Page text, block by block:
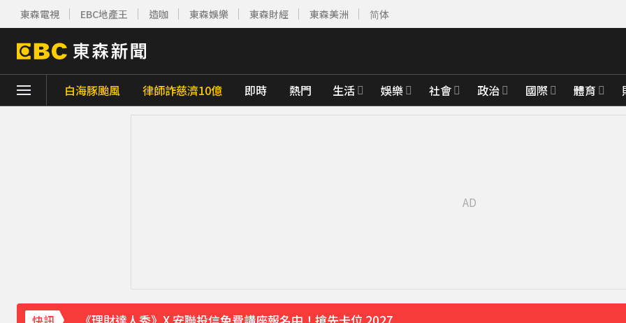
東森電視 EBC地產王 造咖 東森娛樂 東森財經 東森美洲 简体
白海豚颱風 律師詐慈濟10億 即時 熱門 生活 娛樂 社會 政治 國際 體育
《理財達人秀》X 安聯投信免費講座報名中！搶先卡位 2027